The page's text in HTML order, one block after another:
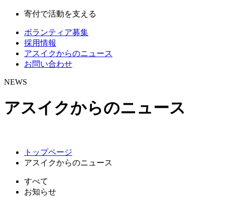
寄付で活動を支える
ボランティア募集
採用情報
アスイクからのニュース
お問い合わせ
NEWS
アスイクからのニュース
トップページ
アスイクからのニュース
すべて
お知らせ